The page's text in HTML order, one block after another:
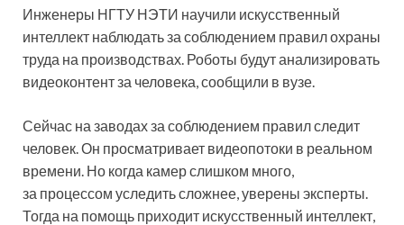
Инженеры НГТУ НЭТИ научили искусственный
интеллект наблюдать за соблюдением правил охраны
труда на производствах. Роботы будут анализировать
видеоконтент за человека, сообщили в вузе.
Сейчас на заводах за соблюдением правил следит
человек. Он просматривает видеопотоки в реальном
времени. Но когда камер слишком много,
за процессом уследить сложнее, уверены эксперты.
Тогда на помощь приходит искусственный интеллект,